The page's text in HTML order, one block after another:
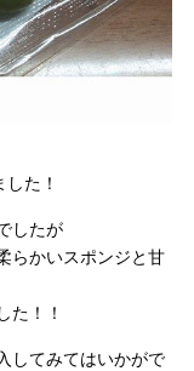
た！
したが
らかいスポンジと甘
た！！
してみてはいかがで